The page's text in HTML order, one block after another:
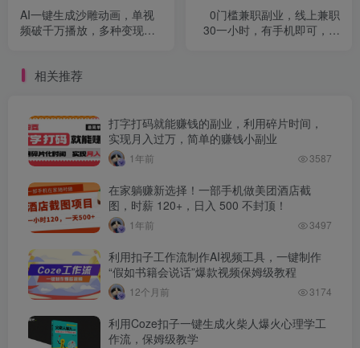
AI一键生成沙雕动画，单视
频破千万播放，多种变现方
0门槛兼职副业，线上兼职
30一小时，有手机即可，在
相关推荐
打字打码就能赚钱的副业，利用碎片时间，
实现月入过万，简单的赚钱小副业
1年前 3587
在家躺赚新选择！一部手机做美团酒店截
图，时薪 120+，日入 500 不封顶！
1年前 3497
利用扣子工作流制作AI视频工具，一键制作
“假如书籍会说话”爆款视频保姆级教程
12个月前 3174
利用Coze扣子一键生成火柴人爆火心理学工
作流，保姆级教学